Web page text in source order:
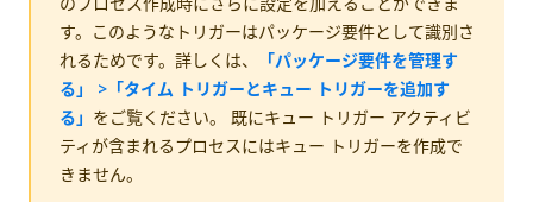
す。このようなトリガーはパッケージ要件として識別さ
れるためです。詳しくは、
「パッケージ要件を管理す
る」 >「タイム トリガーとキュー トリガーを追加す
る」 をご覧ください。 既にキュー トリガー アクティビ
ティが含まれるプロセスにはキュー トリガーを作成で
きません。